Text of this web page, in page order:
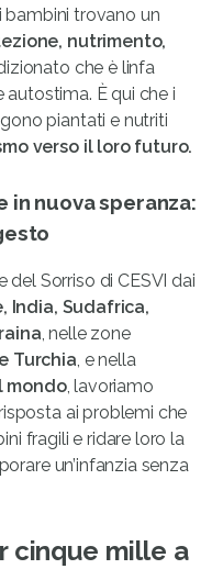
bambini trovano un
nutrimento,
che è linfa
È qui che i
piantati e nutriti
verso il loro futuro.
in nuova speranza:
Sorriso di CESVI dai
India, Sudafrica,
, nelle zone
Turchia, e nella
mondo, lavoriamo
ai problemi che
fragili e ridare loro la
un’infanzia senza
cinque mille a